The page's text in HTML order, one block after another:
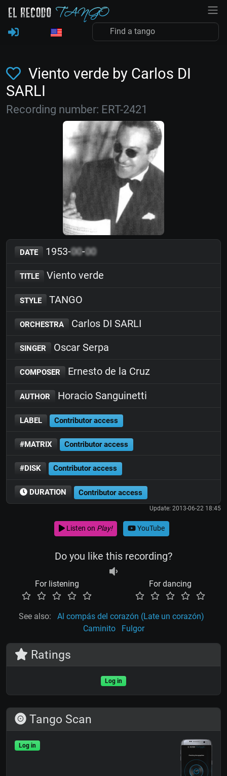
Viento verde by Carlos DI
SARLI
Recording number: ERT-2421
DATE 1953-00-00
TITLE Viento verde
STYLE TANGO
ORCHESTRA Carlos DI SARLI
SINGER Oscar Serpa
COMPOSER Ernesto de la Cruz
AUTHOR Horacio Sanguinetti
LABEL Contributor access
#MATRIX Contributor access
#DISK Contributor access
DURATION Contributor access
Update: 2013-06-22 18:45
Listen on Play! YouTube
Do you like this recording?
For listening For dancing
See also:
Al compás del corazón (Late un corazón)
Caminito
Fulgor
Ratings
Log in
Tango Scan
Log in